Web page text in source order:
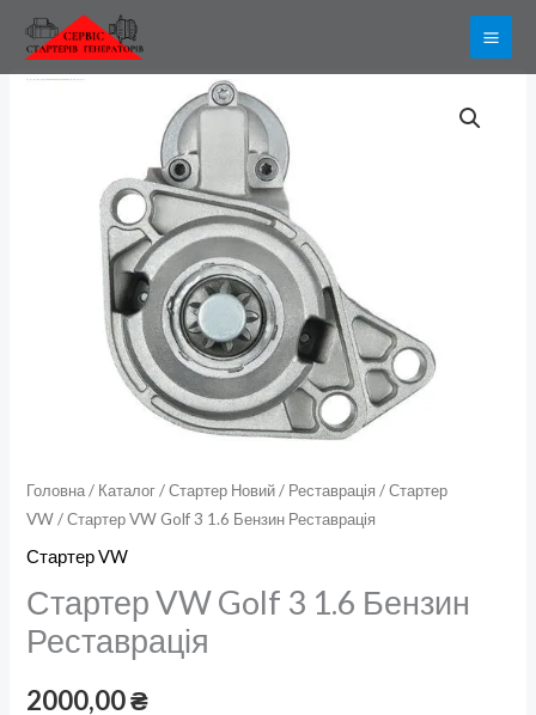
Перейти
вмісту
Головна/ Каталог/Стартер Новий / Реставрація /Стартер
VW/ Стартер VW Golf 3 1.6 Бензин Реставрація
Стартер VW
Стартер VW Golf 3 1.6 Бензин
Реставрація
2000,00₴
Реставрація